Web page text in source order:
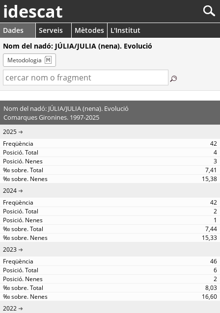
idescat
Dades Serveis Mètodes
L'Institut
Nom del nadó: JÚLIA/JULIA (nena). Evolució
Metodologia
Nom del nadó: JÚLIA/JULIA (nena). Evolució
Comarques Gironines. 1997-2025
2025
42
4
3
7,41
15,38
2024
42
2
1
7,44
15,33
2023
46
6
2
8,03
16,60
2022